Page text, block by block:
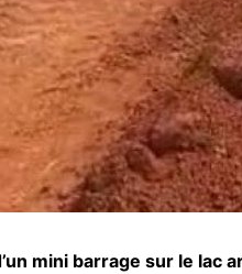
mini barrage sur le lac